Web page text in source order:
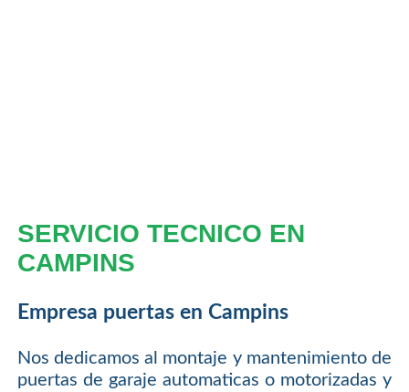
SERVICIO TECNICO EN
CAMPINS
Empresa puertas en Campins
Nos dedicamos al montaje y mantenimiento de
puertas de garaje automaticas o motorizadas y